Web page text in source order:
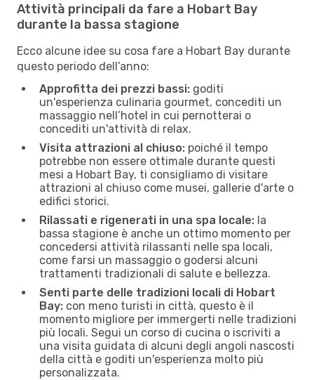
Attività principali da fare a Hobart Bay
durante la bassa stagione
Ecco alcune idee su cosa fare a Hobart Bay durante
questo periodo dell’anno:
Approfitta dei prezzi bassi: goditi
un'esperienza culinaria gourmet, concediti un
massaggio nell’hotel in cui pernotterai o
concediti un'attività di relax.
Visita attrazioni al chiuso: poiché il tempo
potrebbe non essere ottimale durante questi
mesi a Hobart Bay, ti consigliamo di visitare
attrazioni al chiuso come musei, gallerie d'arte o
edifici storici.
Rilassati e rigenerati in una spa locale: la
bassa stagione è anche un ottimo momento per
concedersi attività rilassanti nelle spa locali,
come farsi un massaggio o godersi alcuni
trattamenti tradizionali di salute e bellezza.
Senti parte delle tradizioni locali di Hobart
Bay: con meno turisti in città, questo è il
momento migliore per immergerti nelle tradizioni
più locali. Segui un corso di cucina o iscriviti a
una visita guidata di alcuni degli angoli nascosti
della città e goditi un'esperienza molto più
personalizzata.